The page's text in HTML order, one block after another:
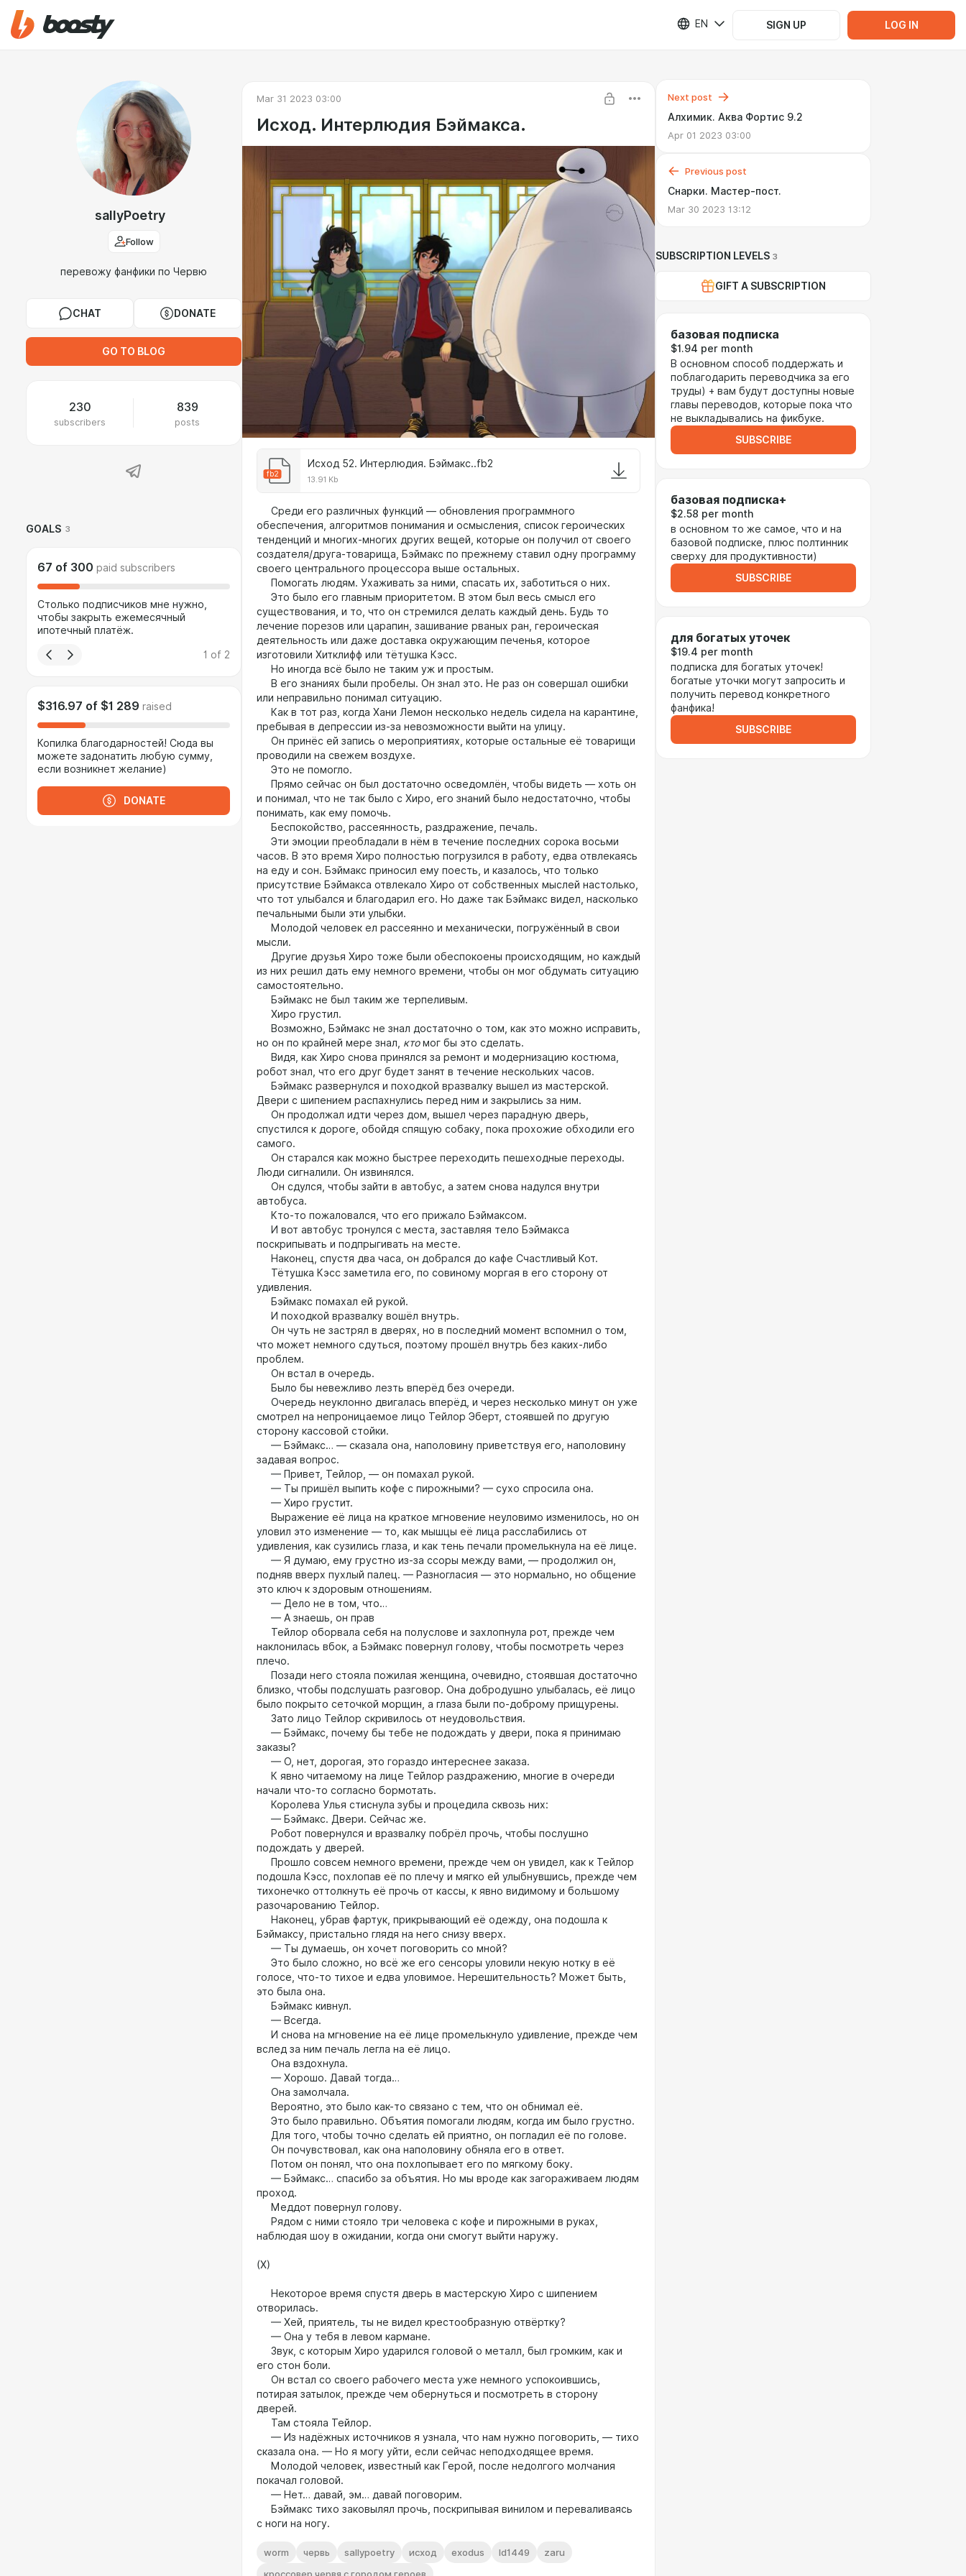
EN SIGN UP LOG IN
sallyPoetry
Follow
перевожу фанфики по Червю
CHAT DONATE
GO TO BLOG
230
subscribers
839
posts
GOALS 3
67 of 300 paid subscribers
Столько подписчиков мне нужно,
чтобы закрыть ежемесячный
ипотечный платёж.
1 of 2
$316.97 of $1 289 raised
Копилка благодарностей! Сюда вы
можете задонатить любую сумму,
если возникнет желание)
DONATE
Mar 31 2023 03:00
Исход. Интерлюдия Бэймакса.
fb2
Исход 52. Интерлюдия. Бэймакс..fb2
13.91 Kb
Среди его различных функций — обновления программного
обеспечения, алгоритмов понимания и осмысления, список героических
тенденций и многих-многих других вещей, которые он получил от своего
создателя/друга-товарища, Бэймакс по прежнему ставил одну программу
своего центрального процессора выше остальных.
Помогать людям. Ухаживать за ними, спасать их, заботиться о них.
Это было его главным приоритетом. В этом был весь смысл его
существования, и то, что он стремился делать каждый день. Будь то
лечение порезов или царапин, зашивание рваных ран, героическая
деятельность или даже доставка окружающим печенья, которое
изготовили Хитклифф или тётушка Кэсс.
Но иногда всё было не таким уж и простым.
В его знаниях были пробелы. Он знал это. Не раз он совершал ошибки
или неправильно понимал ситуацию.
Как в тот раз, когда Хани Лемон несколько недель сидела на карантине,
пребывая в депрессии из-за невозможности выйти на улицу.
Он принёс ей запись о мероприятиях, которые остальные её товарищи
проводили на свежем воздухе.
Это не помогло.
Прямо сейчас он был достаточно осведомлён, чтобы видеть — хоть он
и понимал, что не так было с Хиро, его знаний было недостаточно, чтобы
понимать, как ему помочь.
Беспокойство, рассеянность, раздражение, печаль.
Эти эмоции преобладали в нём в течение последних сорока восьми
часов. В это время Хиро полностью погрузился в работу, едва отвлекаясь
на еду и сон. Бэймакс приносил ему поесть, и казалось, что только
присутствие Бэймакса отвлекало Хиро от собственных мыслей настолько,
что тот улыбался и благодарил его. Но даже так Бэймакс видел, насколько
печальными были эти улыбки.
Молодой человек ел рассеянно и механически, погружённый в свои
мысли.
Другие друзья Хиро тоже были обеспокоены происходящим, но каждый
из них решил дать ему немного времени, чтобы он мог обдумать ситуацию
самостоятельно.
Бэймакс не был таким же терпеливым.
Хиро грустил.
Возможно, Бэймакс не знал достаточно о том, как это можно исправить,
но он по крайней мере знал, ктомог бы это сделать.
Видя, как Хиро снова принялся за ремонт и модернизацию костюма,
робот знал, что его друг будет занят в течение нескольких часов.
Бэймакс развернулся и походкой вразвалку вышел из мастерской.
Двери с шипением распахнулись перед ним и закрылись за ним.
Он продолжал идти через дом, вышел через парадную дверь,
спустился к дороге, обойдя спящую собаку, пока прохожие обходили его
самого.
Он старался как можно быстрее переходить пешеходные переходы.
Люди сигналили. Он извинялся.
Он сдулся, чтобы зайти в автобус, а затем снова надулся внутри
автобуса.
Кто-то пожаловался, что его прижало Бэймаксом.
И вот автобус тронулся с места, заставляя тело Бэймакса
поскрипывать и подпрыгивать на месте.
Наконец, спустя два часа, он добрался до кафе Счастливый Кот.
Тётушка Кэсс заметила его, по совиному моргая в его сторону от
удивления.
Бэймакс помахал ей рукой.
И походкой вразвалку вошёл внутрь.
Он чуть не застрял в дверях, но в последний момент вспомнил о том,
что может немного сдуться, поэтому прошёл внутрь без каких-либо
проблем.
Он встал в очередь.
Было бы невежливо лезть вперёд без очереди.
Очередь неуклонно двигалась вперёд, и через несколько минут он уже
смотрел на непроницаемое лицо Тейлор Эберт, стоявшей по другую
сторону кассовой стойки.
— Бэймакс… — сказала она, наполовину приветствуя его, наполовину
задавая вопрос.
— Привет, Тейлор, — он помахал рукой.
— Ты пришёл выпить кофе с пирожными? — сухо спросила она.
— Хиро грустит.
Выражение её лица на краткое мгновение неуловимо изменилось, но он
уловил это изменение — то, как мышцы её лица расслабились от
удивления, как сузились глаза, и как тень печали промелькнула на её лице.
— Я думаю, ему грустно из-за ссоры между вами, — продолжил он,
подняв вверх пухлый палец. — Разногласия — это нормально, но общение
это ключ к здоровым отношениям.
— Дело не в том, что…
— А знаешь, он прав
Тейлор оборвала себя на полуслове и захлопнула рот, прежде чем
наклонилась вбок, а Бэймакс повернул голову, чтобы посмотреть через
плечо.
Позади него стояла пожилая женщина, очевидно, стоявшая достаточно
близко, чтобы подслушать разговор. Она добродушно улыбалась, её лицо
было покрыто сеточкой морщин, а глаза были по-доброму прищурены.
Зато лицо Тейлор скривилось от неудовольствия.
— Бэймакс, почему бы тебе не подождать у двери, пока я принимаю
заказы?
— О, нет, дорогая, это гораздо интереснее заказа.
К явно читаемому на лице Тейлор раздражению, многие в очереди
начали что-то согласно бормотать.
Королева Улья стиснула зубы и процедила сквозь них:
— Бэймакс. Двери. Сейчас же.
Робот повернулся и вразвалку побрёл прочь, чтобы послушно
подождать у дверей.
Прошло совсем немного времени, прежде чем он увидел, как к Тейлор
подошла Кэсс, похлопав её по плечу и мягко ей улыбнувшись, прежде чем
тихонечко оттолкнуть её прочь от кассы, к явно видимому и большому
разочарованию Тейлор.
Наконец, убрав фартук, прикрывающий её одежду, она подошла к
Бэймаксу, пристально глядя на него снизу вверх.
— Ты думаешь, он хочет поговорить со мной?
Это было сложно, но всё же его сенсоры уловили некую нотку в её
голосе, что-то тихое и едва уловимое. Нерешительность? Может быть,
это была она.
Бэймакс кивнул.
— Всегда.
И снова на мгновение на её лице промелькнуло удивление, прежде чем
вслед за ним печаль легла на её лицо.
Она вздохнула.
— Хорошо. Давай тогда…
Она замолчала.
Вероятно, это было как-то связано с тем, что он обнимал её.
Это было правильно. Объятия помогали людям, когда им было грустно.
Для того, чтобы точно сделать ей приятно, он погладил её по голове.
Он почувствовал, как она наполовину обняла его в ответ.
Потом он понял, что она похлопывает его по мягкому боку.
— Бэймакс… спасибо за объятия. Но мы вроде как загораживаем людям
проход.
Меддот повернул голову.
Рядом с ними стояло три человека с кофе и пирожными в руках,
наблюдая шоу в ожидании, когда они смогут выйти наружу.
(X)
Некоторое время спустя дверь в мастерскую Хиро с шипением
отворилась.
— Хей, приятель, ты не видел крестообразную отвёртку?
— Она у тебя в левом кармане.
Звук, с которым Хиро ударился головой о металл, был громким, как и
его стон боли.
Он встал со своего рабочего места уже немного успокоившись,
потирая затылок, прежде чем обернуться и посмотреть в сторону
дверей.
Там стояла Тейлор.
— Из надёжных источников я узнала, что нам нужно поговорить, — тихо
сказала она. — Но я могу уйти, если сейчас неподходящее время.
Молодой человек, известный как Герой, после недолгого молчания
покачал головой.
— Нет… давай, эм… давай поговорим.
Бэймакс тихо заковылял прочь, поскрипывая винилом и переваливаясь
с ноги на ногу.
worm червь sallypoetry исход exodus ld1449
zaru
Next post
Алхимик. Аква Фортис 9.2
Apr 01 2023 03:00
Previous post
Снарки. Мастер-пост.
Mar 30 2023 13:12
SUBSCRIPTION LEVELS 3
GIFT A SUBSCRIPTION
базовая подписка
$1.94 per month
В основном способ поддержать и
поблагодарить переводчика за его
труды) + вам будут доступны новые
главы переводов, которые пока что
не выкладывались на фикбуке.
SUBSCRIBE
базовая подписка+
$2.58 per month
в основном то же самое, что и на
базовой подписке, плюс полтинник
сверху для продуктивности)
SUBSCRIBE
для богатых уточек
$19.4 per month
подписка для богатых уточек!
богатые уточки могут запросить и
получить перевод конкретного
фанфика!
SUBSCRIBE